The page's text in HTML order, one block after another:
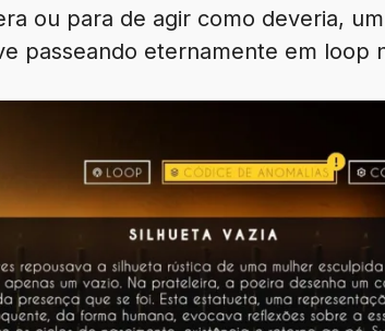
ou para de agir como deveria,
passeando eternamente em loop